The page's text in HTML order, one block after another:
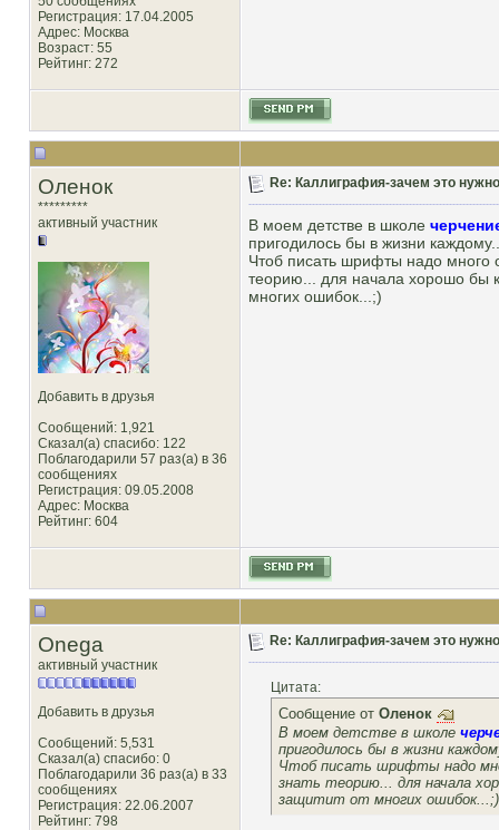
Регистрация: 17.04.2005
Адрес: Москва
Возраст: 55
Рейтинг: 272
Оленок
*********
активный участник
Добавить в друзья
Сообщений: 1,921
Сказал(а) спасибо: 122
Поблагодарили 57 раз(а) в 36
сообщениях
Регистрация: 09.05.2008
Адрес: Москва
Рейтинг: 604
Re: Каллиграфия-зачем это
В моем детстве в школе
пригодилось бы в жизни
Чтоб писать шрифты надо много
теорию... для начала хорошо бы
многих ошибок...;)
Onega
активный участник
Добавить в друзья
Сообщений: 5,531
Сказал(а) спасибо: 0
Поблагодарили 36 раз(а) в 33
сообщениях
Регистрация: 22.06.2007
Рейтинг: 798
Re: Каллиграфия-зачем это
Цитата:
Сообщение от Оленок
В моем детстве в школе
пригодилось бы в жизни
Чтоб писать шрифты надо
знать теорию... для начала
защитит от многих ошибок...;)